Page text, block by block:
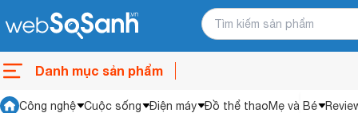
Danh mục sản phẩm
Công nghệ Cuộc sống Điện máy Đồ thể thaoMẹ và Bé